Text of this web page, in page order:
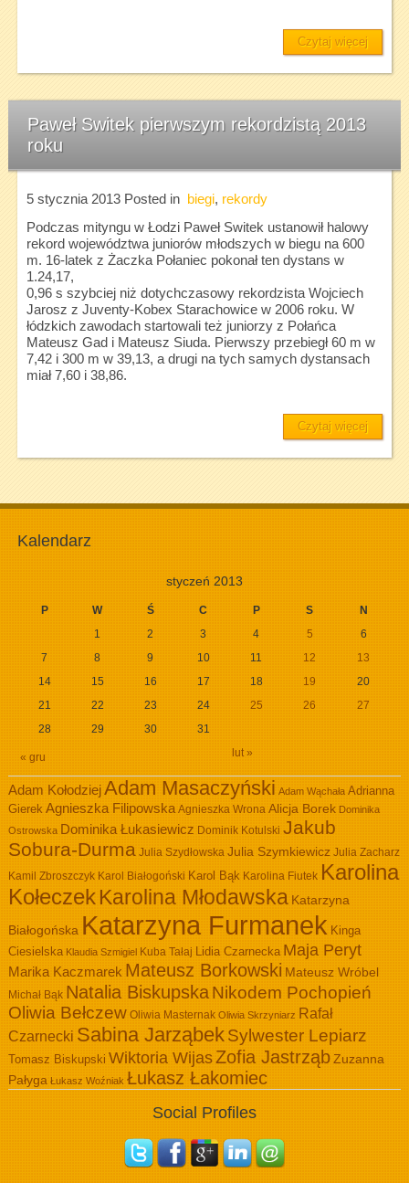
Czytaj więcej
Paweł Switek pierwszym rekordzistą 2013
roku
5 stycznia 2013Posted in biegi, rekordy
Podczas mityngu w Łodzi Paweł Switek ustanowił halowy
rekord województwa juniorów młodszych w biegu na 600
m. 16-latek z Żaczka Połaniec pokonał ten dystans w
1.24,17,
0,96 s szybciej niż dotychczasowy rekordzista Wojciech
Jarosz z Juventy-Kobex Starachowice w 2006 roku. W
łódzkich zawodach startowali też juniorzy z Połańca
Mateusz Gad i Mateusz Siuda. Pierwszy przebiegł 60 m w
7,42 i 300 m w 39,13, a drugi na tych samych dystansach
miał 7,60 i 38,86.
Czytaj więcej
Kalendarz
styczeń 2013
P W Ś C P S N
« gru lut »
1 2 3 4 5
6
7
8 9 10 11 12
13
14
15 16 17 18 19
20
21
22 23 24 25 26
27
28
29 30 31
Adam KołodziejAdam Masaczyński Adam Wąchała Adrianna
Gierek Agnieszka Filipowska Agnieszka Wrona Alicja Borek Dominika
Ostrowska Dominika Łukasiewicz Dominik Kotulski Jakub
Sobura-Durma Julia Szydłowska Julia Szymkiewicz Julia Zacharz
Kamil Zbroszczyk Karol Białogoński Karol Bąk Karolina Fiutek Karolina
KołeczekKarolina Młodawska Katarzyna
Białogońska Katarzyna Furmanek Kinga
Ciesielska Klaudia Szmigiel Kuba Tałaj Lidia Czarnecka Maja Peryt
Marika Kaczmarek Mateusz Borkowski Mateusz Wróbel
Michał Bąk Natalia BiskupskaNikodem Pochopień
Oliwia Bełczew Oliwia Masternak Oliwia Skrzyniarz Rafał
Czarnecki Sabina JarząbekSylwester Lepiarz
Tomasz Biskupski Wiktoria WijasZofia JastrząbZuzanna
Pałyga Łukasz Woźniak Łukasz Łakomiec
Social Profiles